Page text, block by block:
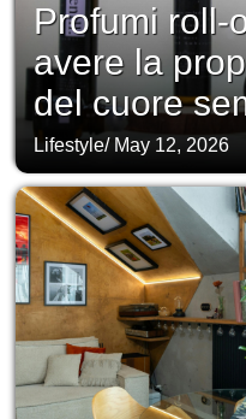
Profumi roll-
avere la
del cuore
Lifestyle/ May 12, 2026